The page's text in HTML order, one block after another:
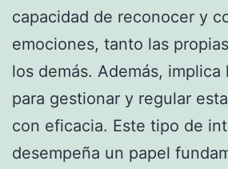
capacidad de reconocer y
emociones, tanto las
los demás. Además, implica
para gestionar y regular
con eficacia. Este tipo de
desempeña un papel